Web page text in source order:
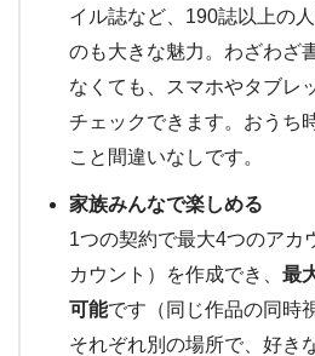
イル誌など、190誌以上の
のも大きな魅力。わざわざ
なくても、スマホやタブレ
チェックできます。おうち
こと間違いなしです。
家族みんなで楽しめる
1つの契約で最大4つのアカ
カウント）を作成でき、 最
可能です（同じ作品の同時
それぞれ別の場所で、好き